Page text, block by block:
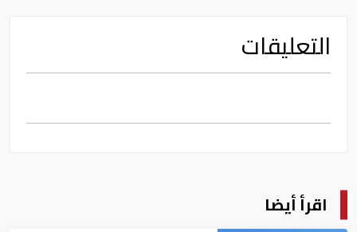
التعليقات
اقرأ أيضا